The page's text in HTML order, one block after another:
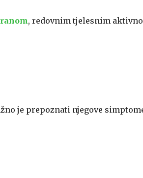
, redovnim tjelesnim
je prepoznati njegove